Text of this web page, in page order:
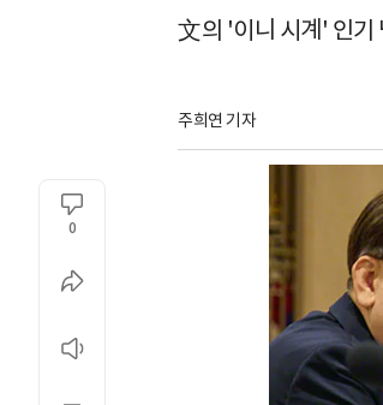
文의 '이니 시계' 인기
주희연 기자
0